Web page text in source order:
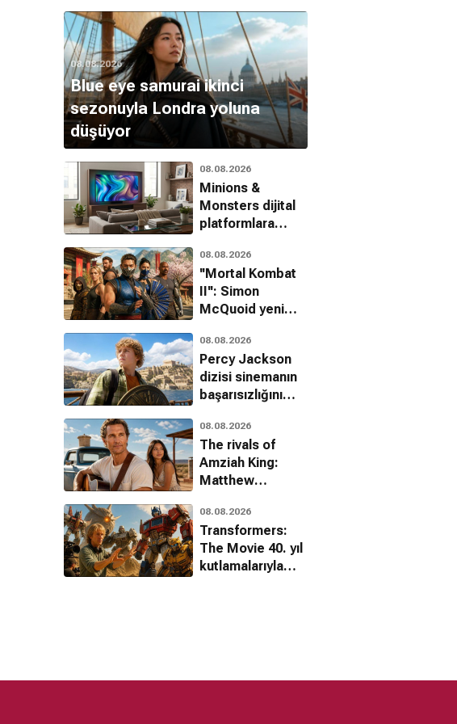
08.08.2026
Blue eye samurai ikinci
sezonuyla Londra yoluna
düşüyor
08.08.2026
Minions &
Monsters dijital
platformlara
08.08.2026
''Mortal Kombat
II'': Simon
McQuoid yeni
detayları paylaştı!
08.08.2026
Percy Jackson
dizisi sinemanın
başarısızlığını
aştı
08.08.2026
The rivals of
Amziah King:
Matthew
sinemaya
görkemli bir
dönüş yapıyor
08.08.2026
Transformers:
The Movie 40. yıl
kutlamalarıyla